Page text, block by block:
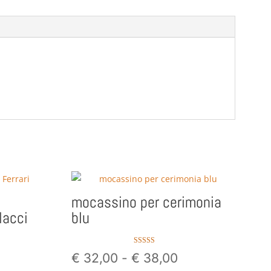
mocassino per cerimonia
blu
5.00
su 5
€ 32,00 - € 38,00Fascia